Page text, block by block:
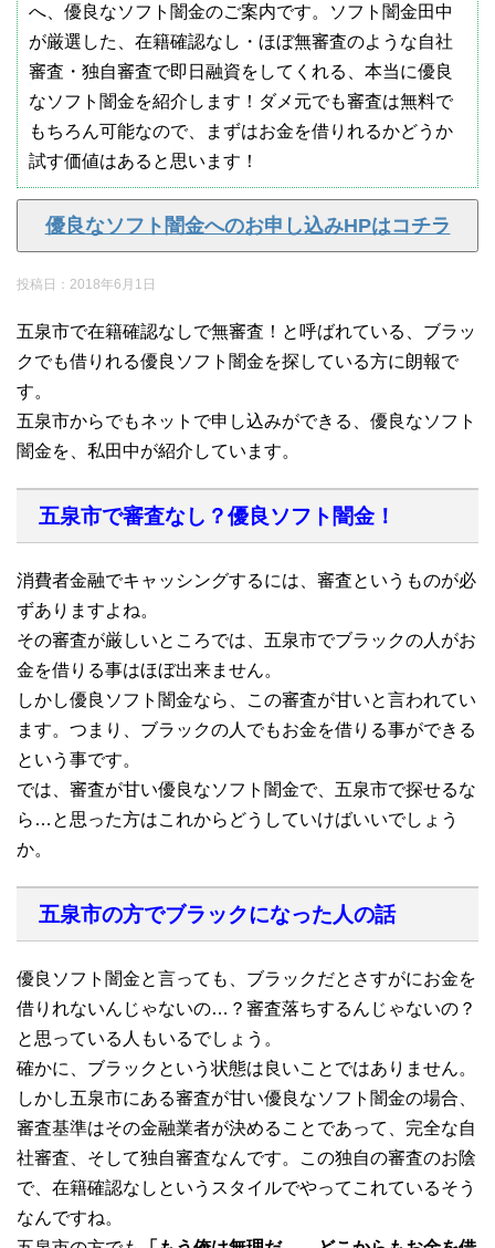
へ、優良なソフト闇金のご案内です。ソフト闇金田中
が厳選した、在籍確認なし・ほぼ無審査のような自社
審査・独自審査で即日融資をしてくれる、本当に優良
なソフト闇金を紹介します！ダメ元でも審査は無料で
もちろん可能なので、まずはお金を借りれるかどうか
試す価値はあると思います！
優良なソフト闇金へのお申し込みHPはコチラ
投稿日： 2018年6月1日
五泉市で在籍確認なしで無審査！と呼ばれている、ブラッ
クでも借りれる優良ソフト闇金を探している方に朗報で
す。
五泉市からでもネットで申し込みができる、優良なソフト
闇金を、私田中が紹介しています。
五泉市で審査なし？優良ソフト闇金！
消費者金融でキャッシングするには、審査というものが必
ずありますよね。
その審査が厳しいところでは、五泉市でブラックの人がお
金を借りる事はほぼ出来ません。
しかし優良ソフト闇金なら、この審査が甘いと言われてい
ます。つまり、ブラックの人でもお金を借りる事ができる
という事です。
では、審査が甘い優良なソフト闇金で、五泉市で探せるな
ら…と思った方はこれからどうしていけばいいでしょう
か。
五泉市の方でブラックになった人の話
優良ソフト闇金と言っても、ブラックだとさすがにお金を
借りれないんじゃないの…？審査落ちするんじゃないの？
と思っている人もいるでしょう。
確かに、ブラックという状態は良いことではありません。
しかし五泉市にある審査が甘い優良なソフト闇金の場合、
審査基準はその金融業者が決めることであって、完全な自
社審査、そして独自審査なんです。この独自の審査のお陰
で、在籍確認なしというスタイルでやってこれているそう
なんですね。